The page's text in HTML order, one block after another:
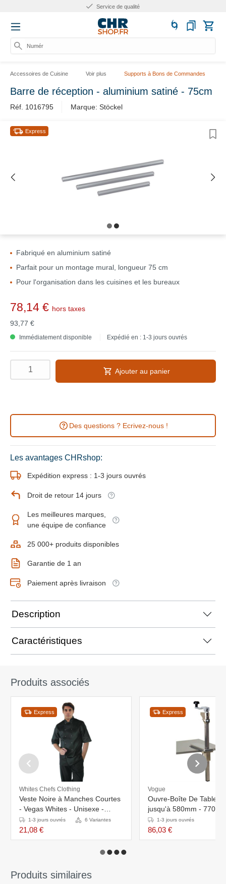
Service de qualité
Numéro
Accessoires de Cuisine Voir plus Supports à Bons de Commandes
Barre de réception - aluminium satiné - 75cm
Réf. 1016795 Marque: Stöckel
Express
Fabriqué en aluminium satiné
Parfait pour un montage mural, longueur 75 cm
Pour l'organisation dans les cuisines et les bureaux
78,14 € hors taxes
93,77 €
Immédiatement disponible Expédié en : 1-3 jours ouvrés
Ajouter au panier
Des questions ? Ecrivez-nous !
Les avantages CHRshop:
Expédition express : 1-3 jours ouvrés
Droit de retour 14 jours
Les meilleures marques,
une équipe de confiance
25 000+ produits disponibles
Garantie de 1 an
Paiement après livraison
Description
Caractéristiques
Produits associés
Express
Whites Chefs Clothing
Veste Noire à Manches Courtes
- Vegas Whites - Unisexe -
Disponibles En 6 Tailles
1-3 jours ouvrés 6 Variantes
21,08 €
Express
Vogue
Ouvre-Boîte De Table
jusqu'à 580mm -
1-3 jours ouvrés
86,03 €
Produits similaires